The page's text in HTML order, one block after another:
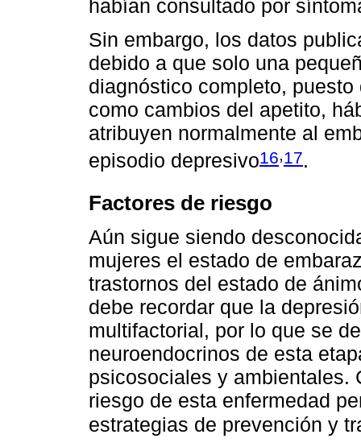
habían consultado por
Sin embargo, los datos
debido a que solo una
diagnóstico completo,
como cambios del apetito,
atribuyen normalmente al
episodio depresivo16,17.
Factores de riesgo
Aún sigue siendo
mujeres el estado de
trastornos del estado de
debe recordar que la
multifactorial, por lo que se
neuroendocrinos de esta
psicosociales y ambientales.
riesgo de esta enfermedad
estrategias de prevención y